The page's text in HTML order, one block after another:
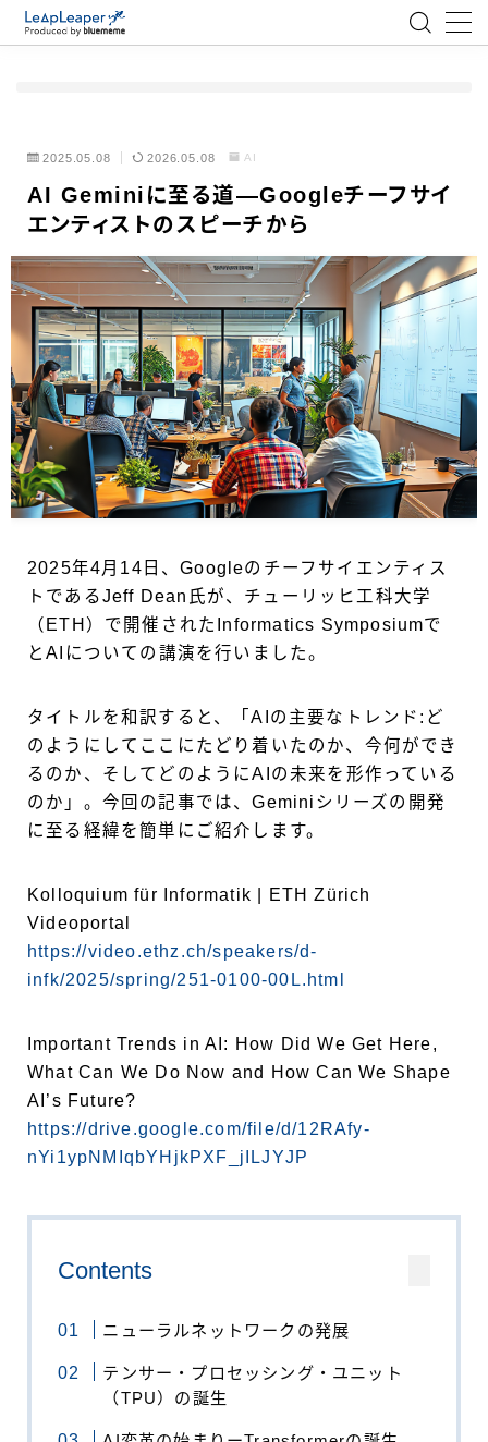
エンジニア
AI
アジャイル
テクノロジー
BlueMeme
2025.05.08 2026.05.08 AI
AI Geminiに至る道―Googleチーフサイ
エンティストのスピーチから
2025年4月14日、Googleのチーフサイエンティス
トであるJeff Dean氏が、チューリッヒ工科大学
（ETH）で開催されたInformatics Symposiumで
とAIについての講演を行いました。
タイトルを和訳すると、「AIの主要なトレンド:ど
のようにしてここにたどり着いたのか、今何ができ
るのか、そしてどのようにAIの未来を形作っている
のか」。今回の記事では、Geminiシリーズの開発
に至る経緯を簡単にご紹介します。
Kolloquium für Informatik | ETH Zürich
Videoportal
https://video.ethz.ch/speakers/d-
infk/2025/spring/251-0100-00L.html
Important Trends in AI: How Did We Get Here,
What Can We Do Now and How Can We Shape
AI’s Future?
https://drive.google.com/file/d/12RAfy-
nYi1ypNMIqbYHjkPXF_jILJYJP
Contents
ニューラルネットワークの発展
テンサー・プロセッシング・ユニット
（TPU）の誕生